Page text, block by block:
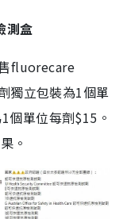
測盒
fluorecare
獨立包裝為1個單
個單位每劑$15。
。